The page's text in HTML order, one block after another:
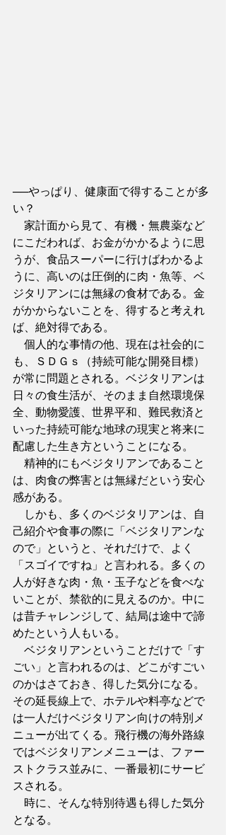
──やっぱり、健康面で得することが多
い？
家計面から見て、有機・無農薬など
にこだわれば、お金がかかるように思
うが、食品スーパーに行けばわかるよ
うに、高いのは圧倒的に肉・魚等、ベ
ジタリアンには無縁の食材である。金
がかからないことを、得すると考えれ
ば、絶対得である。
個人的な事情の他、現在は社会的に
も、ＳＤＧｓ（持続可能な開発目標）
が常に問題とされる。ベジタリアンは
日々の食生活が、そのまま自然環境保
全、動物愛護、世界平和、難民救済と
いった持続可能な地球の現実と将来に
配慮した生き方ということになる。
精神的にもベジタリアンであること
は、肉食の弊害とは無縁だという安心
感がある。
しかも、多くのベジタリアンは、自
己紹介や食事の際に「ベジタリアンな
ので」というと、それだけで、よく
「スゴイですね」と言われる。多くの
人が好きな肉・魚・玉子などを食べな
いことが、禁欲的に見えるのか。中に
は昔チャレンジして、結局は途中で諦
めたという人もいる。
ベジタリアンということだけで「す
ごい」と言われるのは、どこがすごい
のかはさておき、得した気分になる。
その延長線上で、ホテルや料亭などで
は一人だけベジタリアン向けの特別メ
ニューが出てくる。飛行機の海外路線
ではベジタリアンメニューは、ファー
ストクラス並みに、一番最初にサービ
スされる。
時に、そんな特別待遇も得した気分
となる。